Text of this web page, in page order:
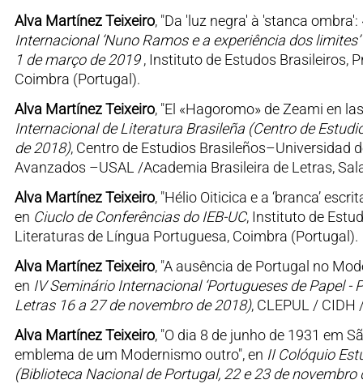
Alva Martínez Teixeiro, "Da 'luz negra' à 'stanca
Internacional ‘Nuno Ramos e a experiência dos
1 de março de 2019, Instituto de Estudos Brasileiros,
Coimbra (Portugal).
Alva Martínez Teixeiro, "El «Hagoromo» de Zeami en
Internacional de Literatura Brasileña (Centro de
de 2018), Centro de Estudios Brasileños–Universidad
Avanzados –USAL /Academia Brasileira de Letras,
Alva Martínez Teixeiro, "Hélio Oiticica e a ‘branca’
en Ciuclo de Conferências do IEB-UC, Instituto de
Literaturas de Língua Portuguesa, Coimbra (Portugal).
Alva Martínez Teixeiro, "A ausência de Portugal no
en IV Seminário Internacional ‘Portugueses de Papel
Letras 16 a 27 de novembro de 2018), CLEPUL /
Alva Martínez Teixeiro, "O dia 8 de junho de 1931 em
emblema de um Modernismo outro", en II Colóquio
(Biblioteca Nacional de Portugal, 22 e 23 de novembro